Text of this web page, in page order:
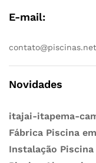
E-mail:
Novidades
itajai-itapema-
Fábrica Piscina
Instalação